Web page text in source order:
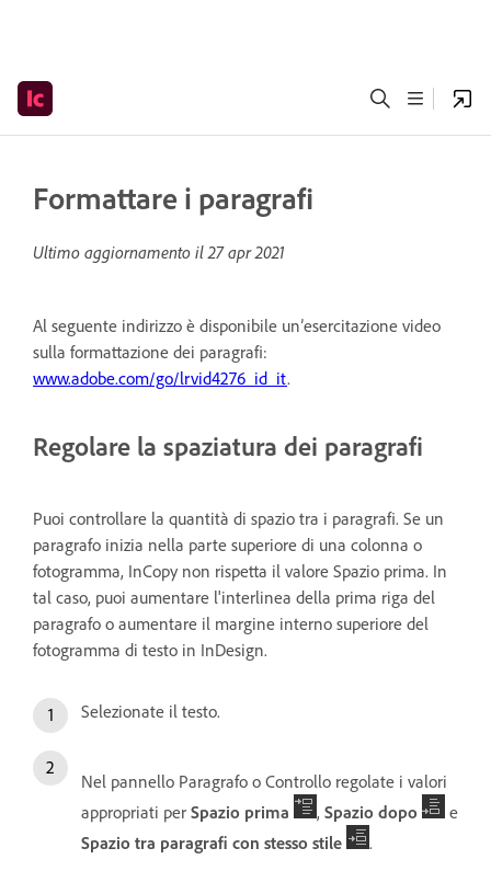
Formattare i paragrafi
Ultimo aggiornamento il27 apr 2021
Al seguente indirizzo è disponibile un’esercitazione video
sulla formattazione dei paragrafi:
www.adobe.com/go/lrvid4276_id_it.
Regolare la spaziatura dei paragrafi
Puoi controllare la quantità di spazio tra i paragrafi. Se un
paragrafo inizia nella parte superiore di una colonna o
fotogramma, InCopy non rispetta il valore Spazio prima. In
tal caso, puoi aumentare l'interlinea della prima riga del
paragrafo o aumentare il margine interno superiore del
fotogramma di testo in InDesign.
Selezionate il testo.
Nel pannello Paragrafo o Controllo regolate i valori
appropriati per Spazio prima , Spazio dopo
e
Spazio tra paragrafi con stesso stile
.